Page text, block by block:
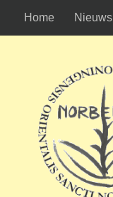
Ga naar de inhoud
Home Nieuws